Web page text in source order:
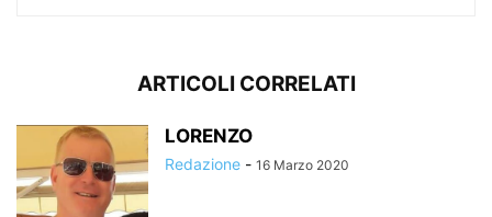
ARTICOLI CORRELATI
LORENZO
Redazione - 16 Marzo 2020